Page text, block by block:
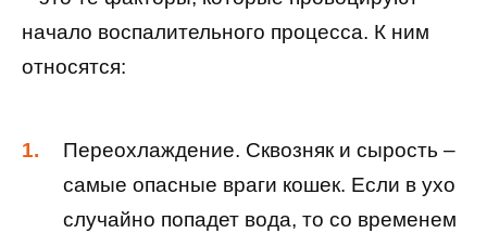
начало воспалительного процесса. К ним
относятся:
Переохлаждение. Сквозняк и сырость –
самые опасные враги кошек. Если в ухо
случайно попадет вода, то со временем